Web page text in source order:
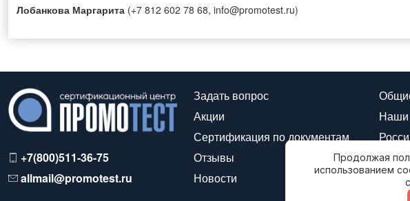
Лобанкова Маргарита (+7 812 602 78 68, info@promotest.ru)
+7(800)511-36-75
allmail@promotest.ru
Задать вопрос
Акции
Сертификация по документам
Отзывы
Новости
Наши
Продолжая
использованием